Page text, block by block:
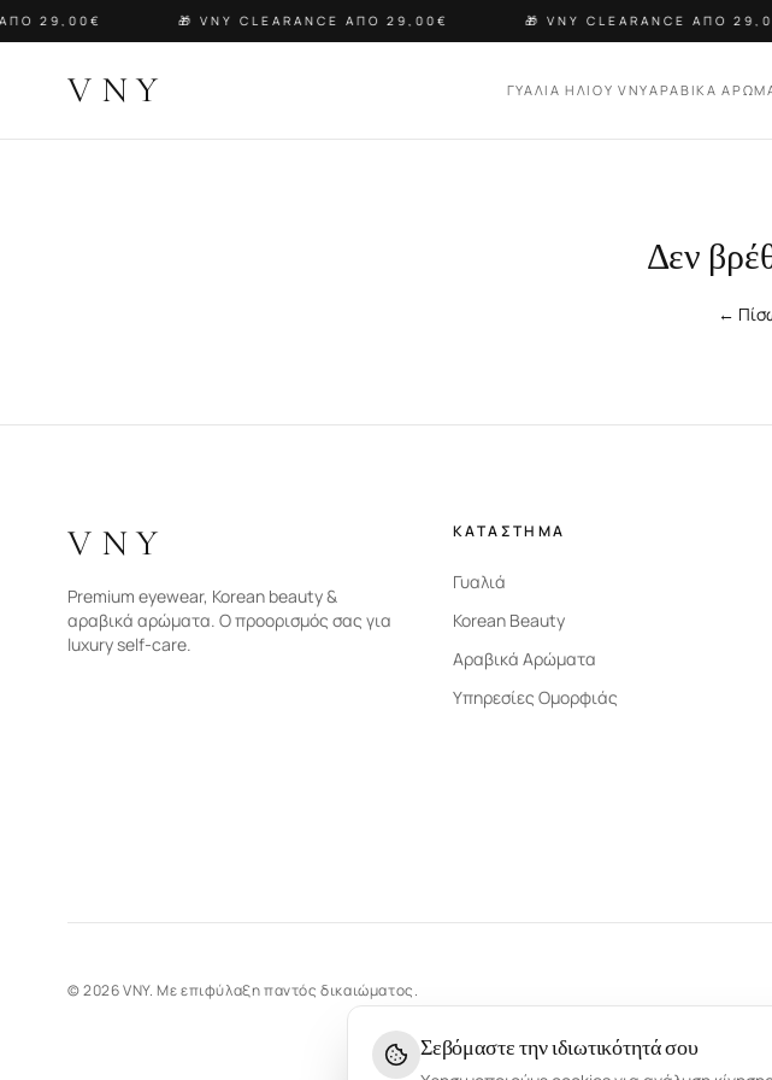
29,00€ 🎁 VNY CLEARANCE ΑΠΟ 29,00€ 🎁 VNY CLEARANCE ΑΠΟ
VNY ΓΥΑΛΙΑ ΗΛΙΟΥ VNYΑΡΑΒΙΚΑ
Δεν
←
VNY
Premium eyewear, Korean beauty &
αραβικά αρώματα. Ο προορισμός σας για
luxury self-care.
ΚΑΤΑΣΤΗΜΑ
Γυαλιά
Korean Beauty
Αραβικά Αρώματα
Υπηρεσίες Ομορφιάς
©2026VNY.Με επιφύλαξη παντός δικαιώματος.
Σεβόμαστε την ιδιωτικότητά σου